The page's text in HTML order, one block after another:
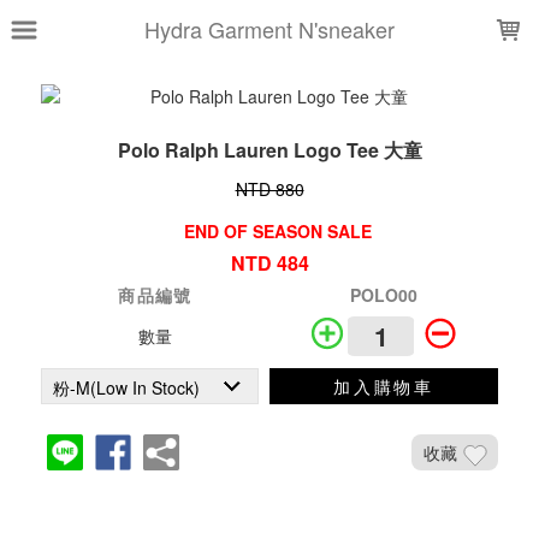
Hydra Garment N'sneaker
Polo Ralph Lauren Logo Tee 大童
NTD 880
END OF SEASON SALE
NTD 484
商品編號
POLO00
數量
加入購物車
收藏